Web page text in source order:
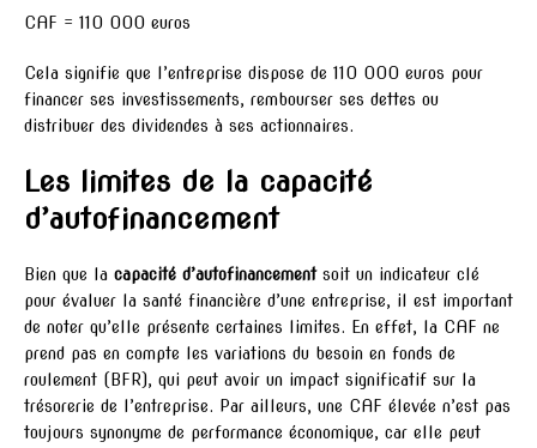
CAF = 110 000 euros
Cela signifie que l’entreprise dispose de 110 000 euros pour
financer ses investissements, rembourser ses dettes ou
distribuer des dividendes à ses actionnaires.
Les limites de la capacité
d’autofinancement
Bien que la capacité d’autofinancementsoit un indicateur clé
pour évaluer la santé financière d’une entreprise, il est important
de noter qu’elle présente certaines limites. En effet, la CAF ne
prend pas en compte les variations du besoin en fonds de
roulement (BFR), qui peut avoir un impact significatif sur la
trésorerie de l’entreprise. Par ailleurs, une CAF élevée n’est pas
toujours synonyme de performance économique, car elle peut